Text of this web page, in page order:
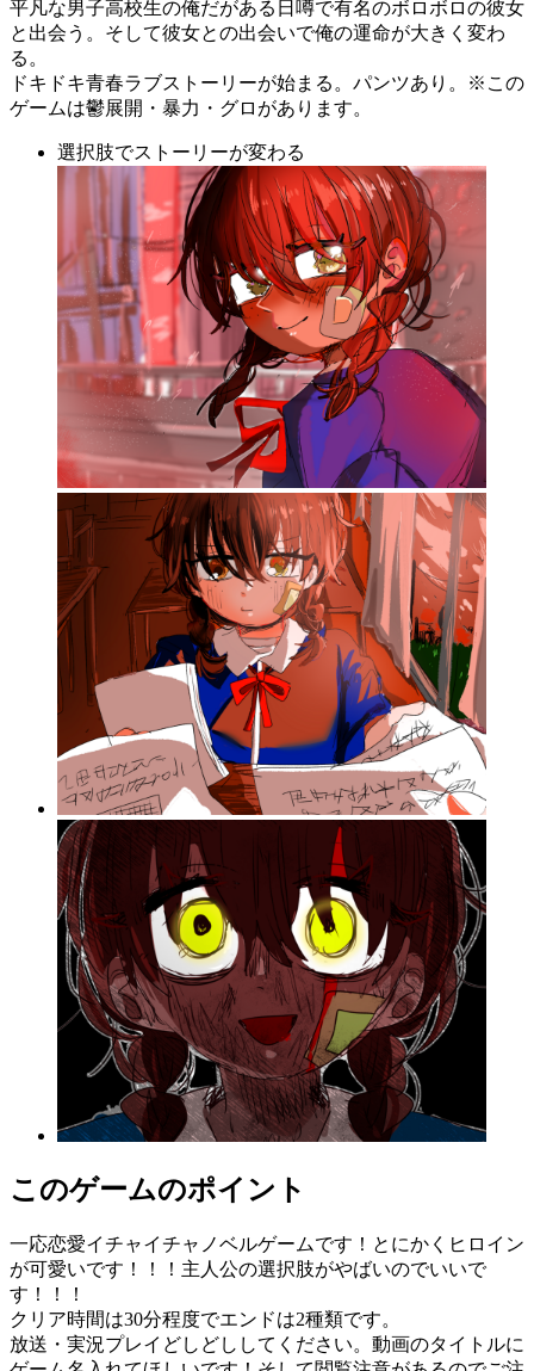
平凡な男子高校生の俺だがある日噂で有名のボロボロの彼女
と出会う。そして彼女との出会いで俺の運命が大きく変わ
る。
ドキドキ青春ラブストーリーが始まる。パンツあり。※この
ゲームは鬱展開・暴力・グロがあります。
選択肢でストーリーが変わる
このゲームのポイント
一応恋愛イチャイチャノベルゲームです！とにかくヒロイン
が可愛いです！！！主人公の選択肢がやばいのでいいで
す！！！
クリア時間は30分程度でエンドは2種類です。
放送・実況プレイどしどししてください。動画のタイトルに